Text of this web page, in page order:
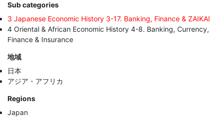
Sub categories
3 Japanese Economic History 3-17. Banking, Finance & ZAIKAI
4 Oriental & African Economic History 4-8. Banking, Currency,
Finance & Insurance
地域
日本
アジア・アフリカ
Regions
Japan